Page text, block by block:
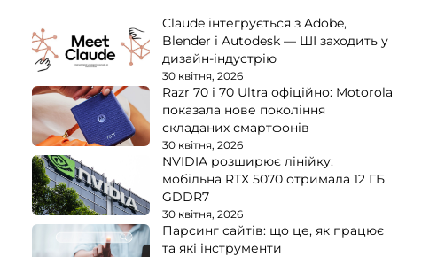
Claude інтегрується з Adobe,
Blender і Autodesk — ШІ заходить у
дизайн-індустрію
30 квітня, 2026
Razr 70 і 70 Ultra офіційно: Motorola
показала нове покоління
складаних смартфонів
30 квітня, 2026
NVIDIA розширює лінійку:
мобільна RTX 5070 отримала 12 ГБ
GDDR7
30 квітня, 2026
Парсинг сайтів: що це, як працює
та які інструменти